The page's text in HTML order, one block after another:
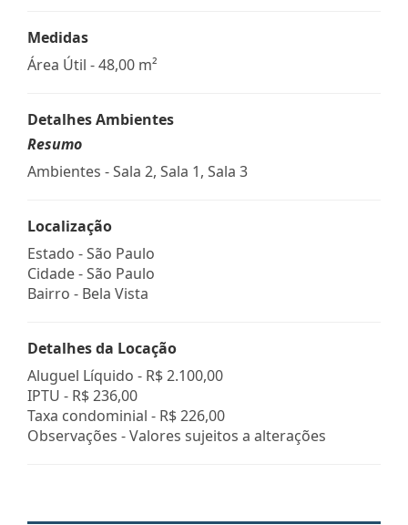
Medidas
Área Útil - 48,00 m²
Detalhes Ambientes
Resumo
Ambientes - Sala 2, Sala 1, Sala 3
Localização
Estado -São Paulo
Cidade -São Paulo
Bairro - Bela Vista
Detalhes da Locação
Aluguel Líquido - R$ 2.100,00
IPTU - R$ 236,00
Taxa condominial - R$ 226,00
Observações - Valores sujeitos a alterações